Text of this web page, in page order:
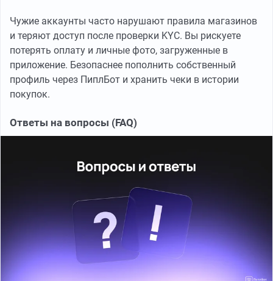
Чужие аккаунты часто нарушают правила магазинов
и теряют доступ после проверки KYC. Вы рискуете
потерять оплату и личные фото, загруженные в
приложение. Безопаснее пополнить собственный
профиль через ПиплБот и хранить чеки в истории
покупок.
Ответы на вопросы (FAQ)